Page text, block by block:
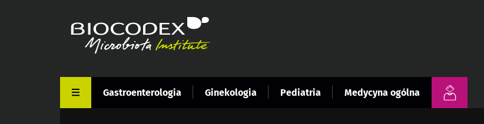
Gastroenterologia Ginekologia Pediatria Medycyna ogólna